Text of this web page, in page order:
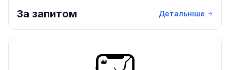
За запитом Детальніше